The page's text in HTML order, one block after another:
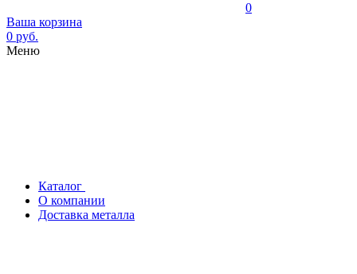
0
Ваша корзина
0 руб.
Меню
Каталог
О компании
Доставка металла